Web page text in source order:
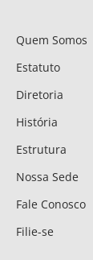
Quem Somos
Estatuto
Diretoria
História
Estrutura
Nossa Sede
Fale Conosco
Filie-se